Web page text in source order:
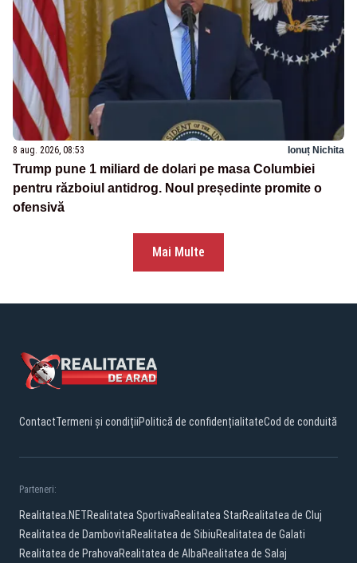
8 aug. 2026, 08:53 Ionuț Nichita
Trump pune 1 miliard de dolari pe masa Columbiei
pentru războiul antidrog. Noul președinte promite o
ofensivă
Mai Multe
ContactTermeni și condițiiPolitică de confidențialitateCod de conduită
Parteneri:
Realitatea.NETRealitatea SportivaRealitatea StarRealitatea de Cluj
Realitatea de DambovitaRealitatea de SibiuRealitatea de Galati
Realitatea de PrahovaRealitatea de AlbaRealitatea de Salaj